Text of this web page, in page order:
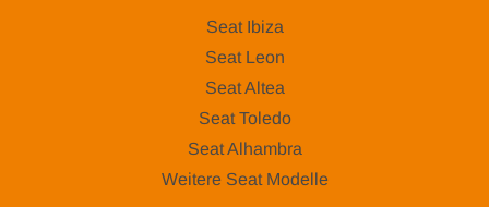
Seat Ibiza
Seat Leon
Seat Altea
Seat Toledo
Seat Alhambra
Weitere Seat Modelle